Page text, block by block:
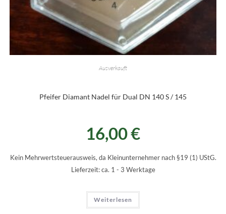
Ausverkauft
Pfeifer Diamant Nadel für Dual DN 140 S / 145
16,00€
Kein Mehrwertsteuerausweis, da Kleinunternehmer nach §19 (1) UStG.
Lieferzeit: ca. 1 - 3 Werktage
Weiterlesen